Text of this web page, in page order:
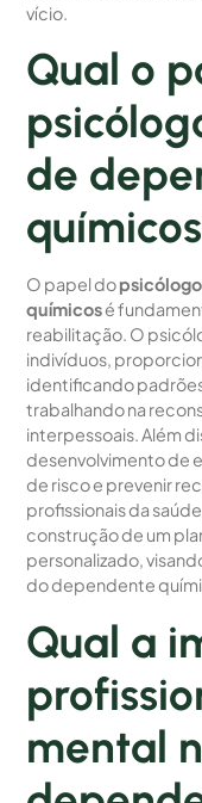
vício.
Qual o
de
O papel dopsicólogo
químicosé
reabilitação. O
indivíduos,
identificando
trabalhando na
interpessoais. Além
desenvolvimento de
de risco e prevenir
profissionais da
construção de um
personalizado,
do dependente
Qual a
mental